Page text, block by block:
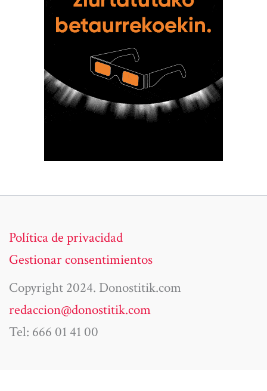
Política de privacidad
Gestionar consentimientos
Copyright 2024. Donostitik.com
redaccion@donostitik.com
Tel: 666 01 41 00